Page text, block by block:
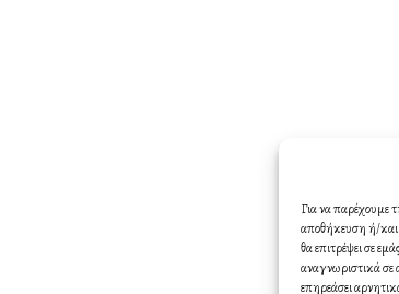
Για να παρέχουμε
αποθήκευση ή/και
θα επιτρέψει σε
αναγνωριστικά
επηρεάσει